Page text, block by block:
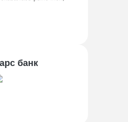
чем у некоторых
удивил
банк